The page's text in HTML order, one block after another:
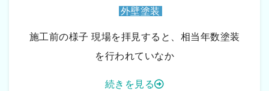
外壁塗装
施工前の様子 現場を拝見すると、相当年数塗装
を行われていなか
続きを見る